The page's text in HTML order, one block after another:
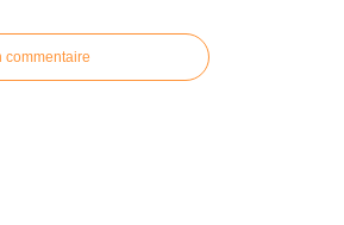
commentaire